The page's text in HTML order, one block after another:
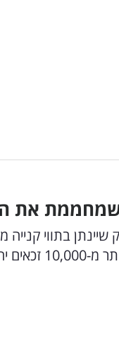
שמחממת את
שקלים, לטובת מענק